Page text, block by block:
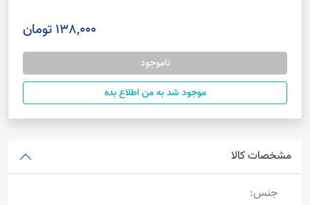
138,000 تومان
ناموجود
موجود شد به من اطلاع بده
مشخصات کالا
جنس: